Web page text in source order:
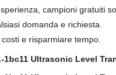
campioni gratuiti
domanda e richiesta.
e risparmiare tempo.